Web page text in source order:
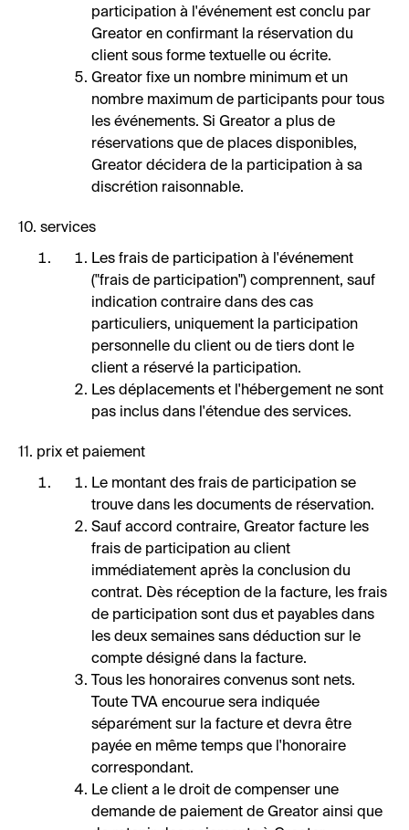
participation à l'événement est conclu par
Greator en confirmant la réservation du
client sous forme textuelle ou écrite.
Greator fixe un nombre minimum et un
nombre maximum de participants pour tous
les événements. Si Greator a plus de
réservations que de places disponibles,
Greator décidera de la participation à sa
discrétion raisonnable.
10. services
Les frais de participation à l'événement
("frais de participation") comprennent, sauf
indication contraire dans des cas
particuliers, uniquement la participation
personnelle du client ou de tiers dont le
client a réservé la participation.
Les déplacements et l'hébergement ne sont
pas inclus dans l'étendue des services.
11. prix et paiement
Le montant des frais de participation se
trouve dans les documents de réservation.
Sauf accord contraire, Greator facture les
frais de participation au client
immédiatement après la conclusion du
contrat. Dès réception de la facture, les frais
de participation sont dus et payables dans
les deux semaines sans déduction sur le
compte désigné dans la facture.
Tous les honoraires convenus sont nets.
Toute TVA encourue sera indiquée
séparément sur la facture et devra être
payée en même temps que l'honoraire
correspondant.
Le client a le droit de compenser une
demande de paiement de Greator ainsi que